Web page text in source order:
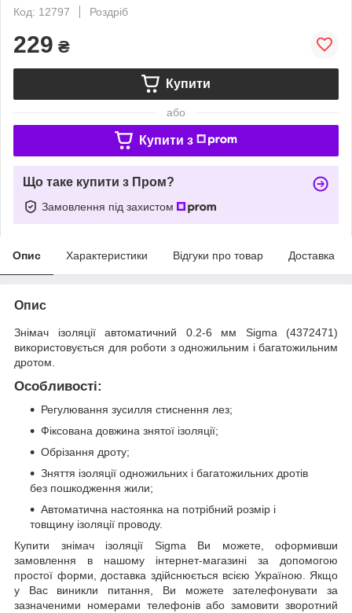
Код: 12797
Роздріб
229 ₴
Купити
або
Купити з
Що таке купити з Пром?
Замовлення під захистом
Опис Характеристики Відгуки про товар Доставка
Опис
Знімач ізоляції автоматичний 0.2-6 мм Sigma (4372471)
використовується для роботи з одножильним і багатожильним
дротом.
Особливості:
Регулювання зусилля стиснення лез;
Фіксована довжина знятої ізоляції;
Обрізання дроту;
Зняття ізоляції одножильних і багатожильних дротів
без пошкодження жили;
Автоматична настоянка на потрібний розмір і
товщину ізоляції проводу.
Купити знімач ізоляції Sigma Ви можете, оформивши
замовлення в нашому інтернет-магазині за допомогою
простої форми, доставка здійснюється всією Україною. Якщо
у Вас виникли питання, Ви можете зателефонувати за
зазначеними номерами телефонів або замовити зворотний